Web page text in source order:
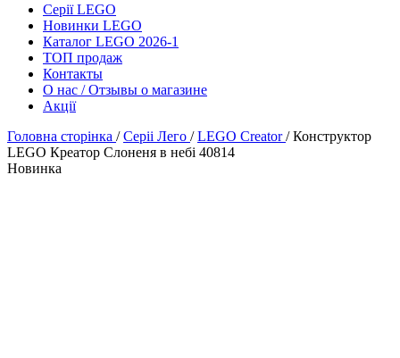
Серії LEGO
Новинки LEGO
Каталог LEGO 2026-1
TOП продаж
Контакты
О нас / Отзывы о магазине
Акції
Головна сторінка /Серіі Лего /LEGO Creator /Конструктор
LEGO Креатор Слоненя в небі 40814
Новинка